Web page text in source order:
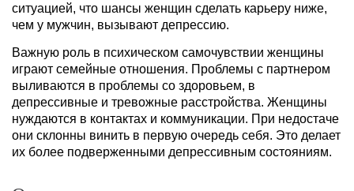
ситуацией, что шансы женщин сделать карьеру ниже,
чем у мужчин, вызывают депрессию.
Важную роль в психическом самочувствии женщины
играют семейные отношения. Проблемы с партнером
выливаются в проблемы со здоровьем, в
депрессивные и тревожные расстройства. Женщины
нуждаются в контактах и коммуникации. При недостаче
они склонны винить в первую очередь себя. Это делает
их более подверженными депрессивным состояниям.